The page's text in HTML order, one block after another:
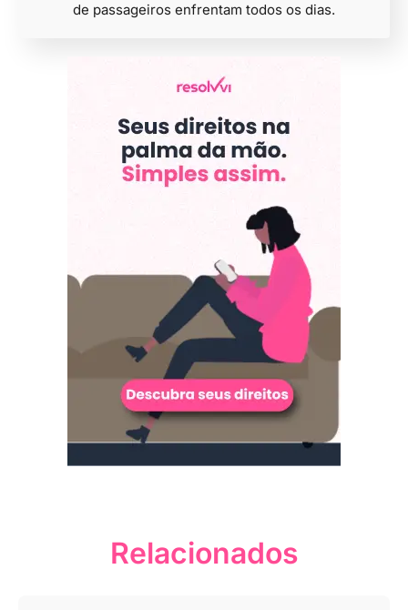
de passageiros enfrentam todos os dias.
Relacionados